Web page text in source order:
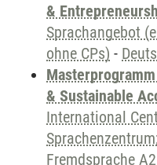
&
Sprachangebot
ohne CPs) -
& Sustainable
International
Fremdsprache A2